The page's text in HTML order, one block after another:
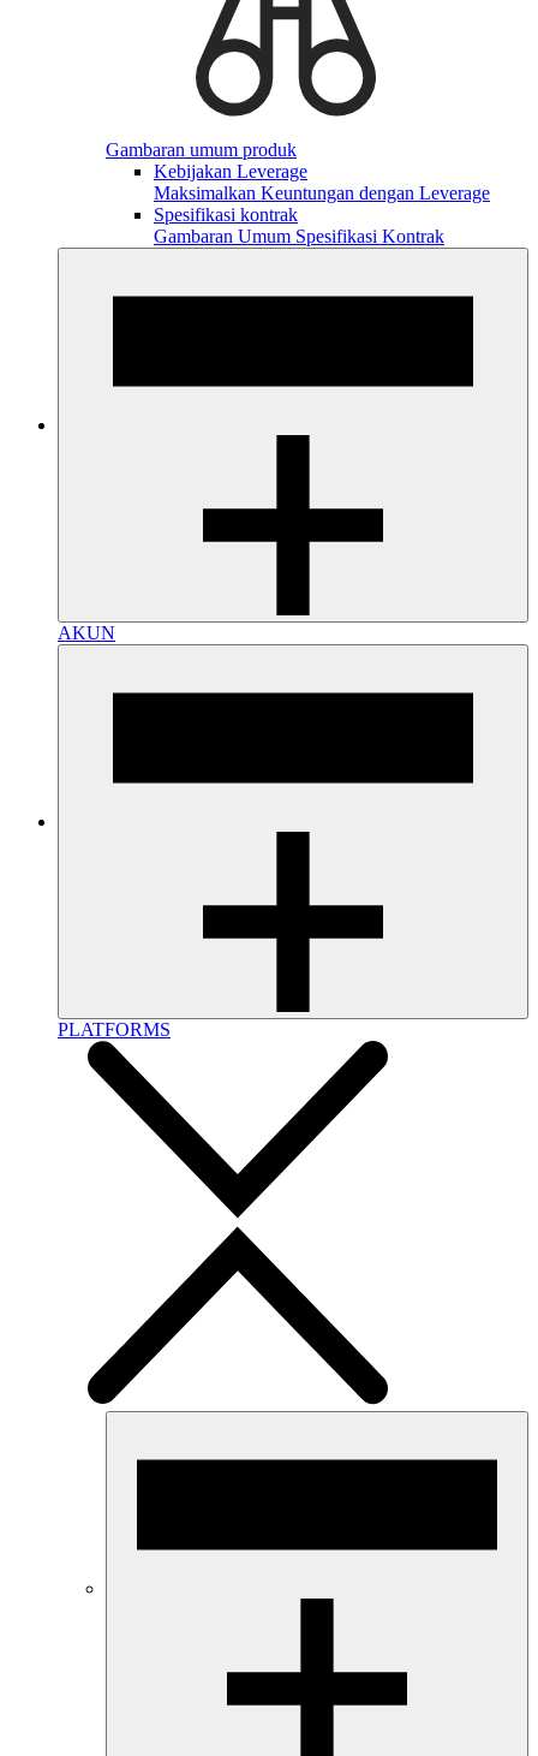
Gambaran umum produk
Kebijakan Leverage
Maksimalkan Keuntungan dengan Leverage
Spesifikasi kontrak
Gambaran Umum Spesifikasi Kontrak
AKUN
PLATFORMS